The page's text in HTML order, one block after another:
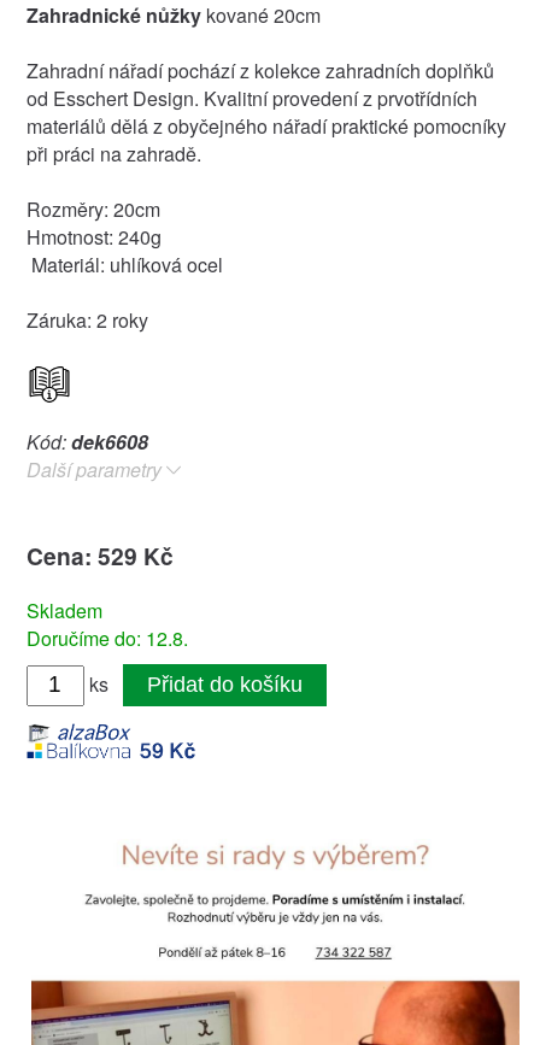
Zahradnické nůžkykované 20cm
Zahradní nářadí pochází z kolekce zahradních doplňků
od Esschert Design. Kvalitní provedení z prvotřídních
materiálů dělá z obyčejného nářadí praktické pomocníky
při práci na zahradě.
Rozměry: 20cm
Hmotnost: 240g
Materiál: uhlíková ocel
Záruka: 2 roky
Kód:dek6608
Další parametry
Cena: 529 Kč
Skladem
Doručíme do: 12.8.
ks
Přidat do košíku